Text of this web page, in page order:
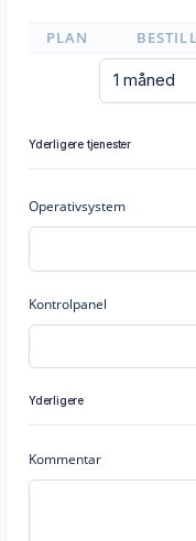
PLAN
Yderligere tjenester
Operativsystem
Kontrolpanel
Yderligere
Kommentar